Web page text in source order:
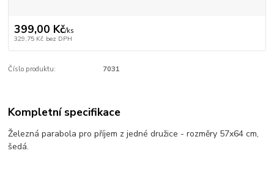
399,00 Kč/ks
329,75 Kč bez DPH
Číslo produktu: 7031
Kompletní specifikace
Železná parabola pro příjem z jedné družice - rozměry 57x64 cm,
šedá.